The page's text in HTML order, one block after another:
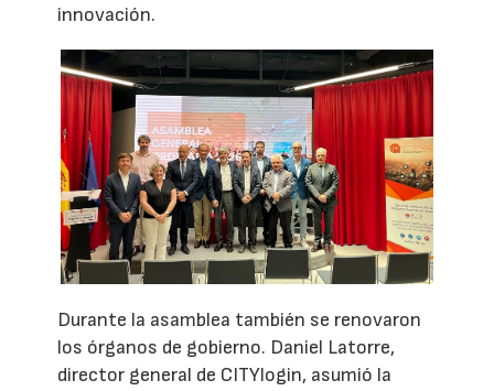
innovación.
Durante la asamblea también se renovaron
los órganos de gobierno. Daniel Latorre,
director general de CITYlogin, asumió la